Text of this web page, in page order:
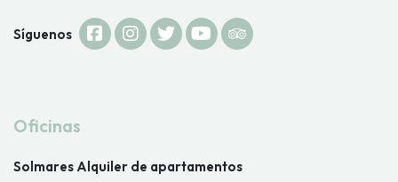
Síguenos
Oficinas
Solmares Alquiler de apartamentos